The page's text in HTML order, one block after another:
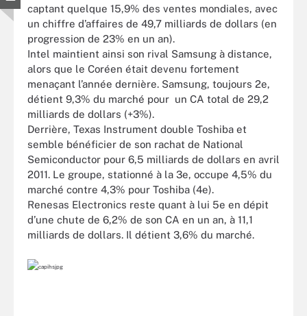
captant quelque 15,9% des ventes mondiales, avec
un chiffre d’affaires de 49,7 milliards de dollars (en
progression de 23% en un an).
Intel maintient ainsi son rival Samsung à distance,
alors que le Coréen était devenu fortement
menaçant l’année dernière. Samsung, toujours 2e,
détient 9,3% du marché pour un CA total de 29,2
milliards de dollars (+3%).
Derrière, Texas Instrument double Toshiba et
semble bénéficier de son rachat de National
Semiconductor pour 6,5 milliards de dollars en avril
2011. Le groupe, stationné à la 3e, occupe 4,5% du
marché contre 4,3% pour Toshiba (4e).
Renesas Electronics reste quant à lui 5e en dépit
d’une chute de 6,2% de son CA en un an, à 11,1
milliards de dollars. Il détient 3,6% du marché.